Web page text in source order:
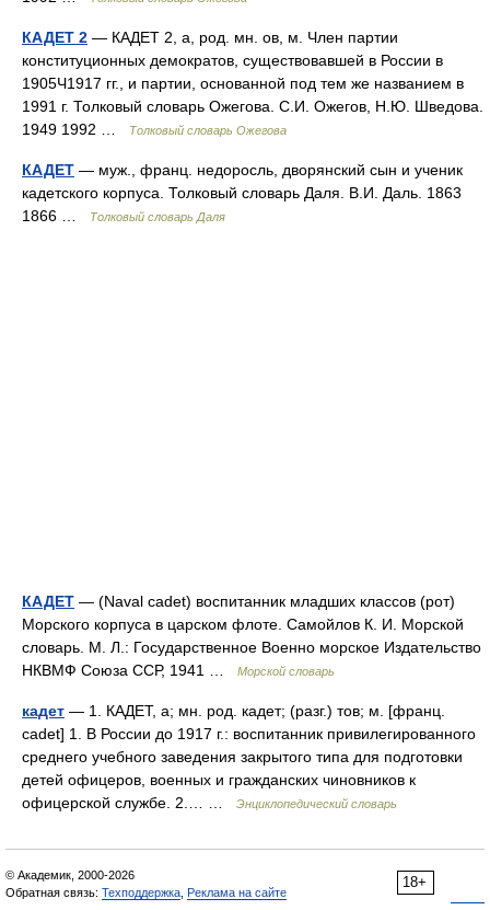
КАДЕТ 2 — КАДЕТ 2, а, род. мн. ов, м. Член партии
конституционных демократов, существовавшей в России в
1905Ч1917 гг., и партии, основанной под тем же названием в
1991 г. Толковый словарь Ожегова. С.И. Ожегов, Н.Ю. Шведова.
1949 1992 …
Толковый словарь Ожегова
КАДЕТ — муж., франц. недоросль, дворянский сын и ученик
кадетского корпуса. Толковый словарь Даля. В.И. Даль. 1863
1866 …
Толковый словарь Даля
КАДЕТ — (Naval cadet) воспитанник младших классов (рот)
Морского корпуса в царском флоте. Самойлов К. И. Морской
словарь. М. Л.: Государственное Военно морское Издательство
НКВМФ Союза ССР, 1941 …
Морской словарь
кадет — 1. КАДЕТ, а; мн. род. кадет; (разг.) тов; м. [франц.
cadet] 1. В России до 1917 г.: воспитанник привилегированного
среднего учебного заведения закрытого типа для подготовки
детей офицеров, военных и гражданских чиновников к
офицерской службе. 2.… …
Энциклопедический словарь
18+
© Академик, 2000-2026
Обратная связь: Техподдержка Реклама на сайте